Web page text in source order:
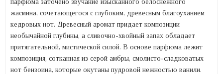
парфюма заточено звучание изысканного белоснежного
жасмина, сочетающегося с глубоким, древесным благоуханием
кедровых нот. Древесный аромат придает композиции
необычайной глубины, а сливочно-хвойный запах обладает
притягательной, мистической силой. В основе парфюма лежит
композиция, сотканная из серой амбры, смолисто-сладковатых
нот бензоина, которые окутаны пудровой нежностью ванили.